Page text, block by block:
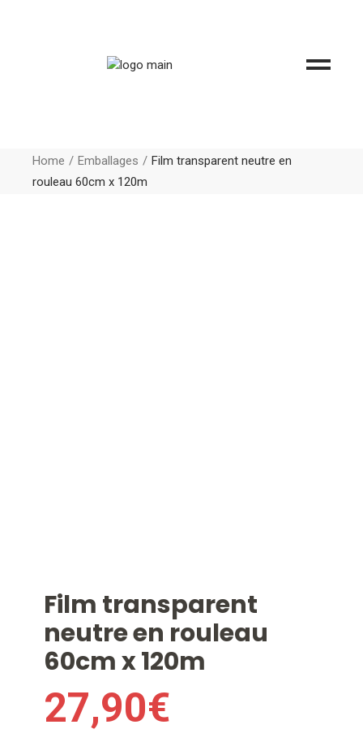
Home Emballages
Film transparent neutre en
rouleau 60cm x 120m
Film transparent
neutre en rouleau
60cm x 120m
27,90€